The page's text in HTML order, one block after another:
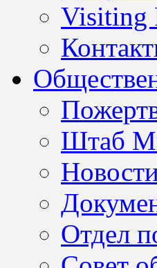
Visiting
Штаб
Отдел